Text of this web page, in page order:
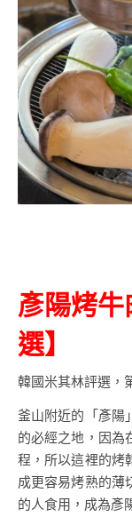
彥陽烤
選】
韓國米其林評選，
釜山附近的「彥陽
的必經之地，因為
程，所以這裡的烤
成更容易烤熟的薄
的人食用，成為彥